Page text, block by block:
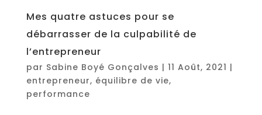
Mes quatre astuces pour se
débarrasser de la culpabilité de
l’entrepreneur
par Sabine Boyé Gonçalves | 11 Août, 2021 |
entrepreneur, équilibre de vie,
performance